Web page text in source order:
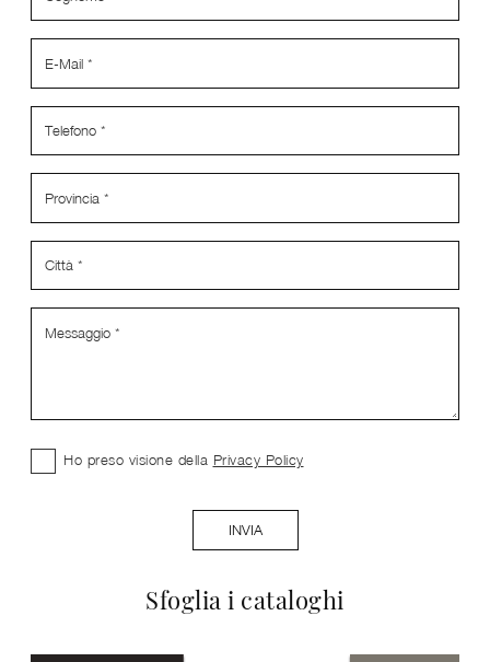
Sfoglia i cataloghi
Ho preso visione della Privacy Policy
INVIA